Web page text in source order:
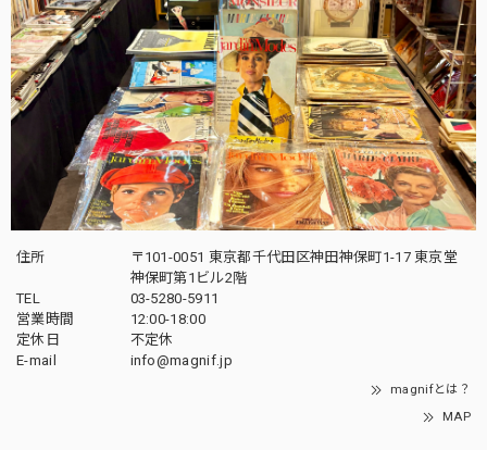
住所
〒101-0051 東京都千代田区神田神保町1-17 東京堂
神保町第1ビル2階
TEL
03-5280-5911
営業時間
12:00-18:00
定休日
不定休
E-mail
info@magnif.jp
magnifとは？
MAP